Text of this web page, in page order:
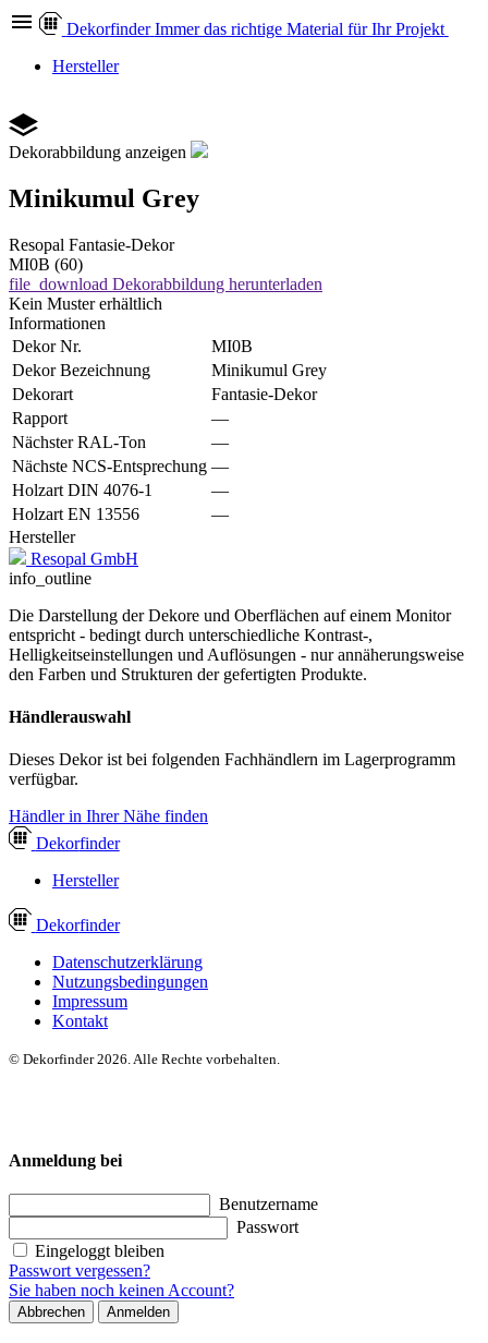
Dekorfinder Immer das richtige Material für Ihr Projekt
Hersteller
Dekorabbildung anzeigen
Minikumul Grey
Resopal Fantasie-Dekor
MI0B (60)
file_download Dekorabbildung herunterladen
Kein Muster erhältlich
Informationen
Dekor Nr.
MI0B
Dekor Bezeichnung
Minikumul Grey
Dekorart
Fantasie-Dekor
Rapport
—
Nächster RAL-Ton
—
Nächste NCS-Entsprechung —
Holzart DIN 4076-1
—
Holzart EN 13556
—
Hersteller
Resopal GmbH
info_outline
Die Darstellung der Dekore und Oberflächen auf einem Monitor
entspricht - bedingt durch unterschiedliche Kontrast-,
Helligkeitseinstellungen und Auflösungen - nur annäherungsweise
den Farben und Strukturen der gefertigten Produkte.
Händlerauswahl
Dieses Dekor ist bei folgenden Fachhändlern im Lagerprogramm
verfügbar.
Händler in Ihrer Nähe finden
Dekorfinder
Hersteller
Dekorfinder
Datenschutzerklärung
Nutzungsbedingungen
Impressum
Kontakt
© Dekorfinder 2026. Alle Rechte vorbehalten.
Anmeldung bei
Benutzername
Passwort
Eingeloggt bleiben
Passwort vergessen?
Sie haben noch keinen Account?
Abbrechen Anmelden